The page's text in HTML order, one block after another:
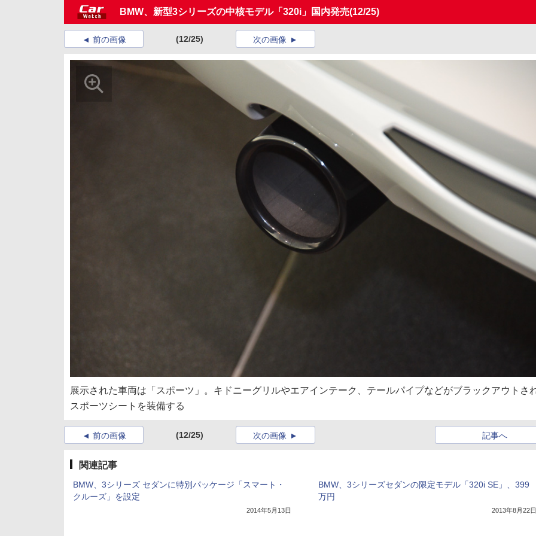
BMW、新型3シリーズの中核モデル「320i」国内発売(12/25)
前の画像 (12/25) 次の画像
展示された車両は「スポーツ」。キドニーグリルやエアインテーク、テールパイプなどがブラックアウトさ
スポーツシートを装備する
前の画像 (12/25) 記事へ
次の画像
関連記事
BMW、3シリーズ セダンに特別パッケージ「スマート・
クルーズ」を設定
2014年5月13日
BMW、3シリーズセダンの限定モデル「320i SE」、399
万円
2013年8月22日